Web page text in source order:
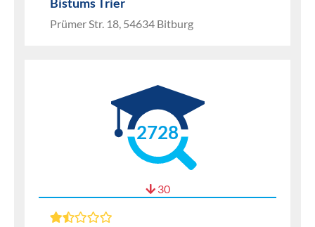
Prümer Str. 18, 54634 Bitburg
2728
30